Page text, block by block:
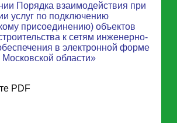
Порядка взаимодействия при
услуг по подключению
присоединению) объектов
к сетям инженерно-
в электронной форме
области»
PDF